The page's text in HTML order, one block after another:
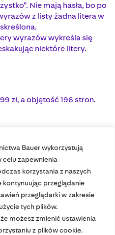
Bauer wykorzystują
celu zapewnienia
korzystania z naszych
kontynuując przeglądanie
przeglądarki w zakresie
tych plików.
możesz zmienić ustawienia
z plików cookie.
Nie mają hasła, bo po
z listy żadna litera w
wyrazów wykreśla się
niektóre litery.
zł, a objętość 196 stron.